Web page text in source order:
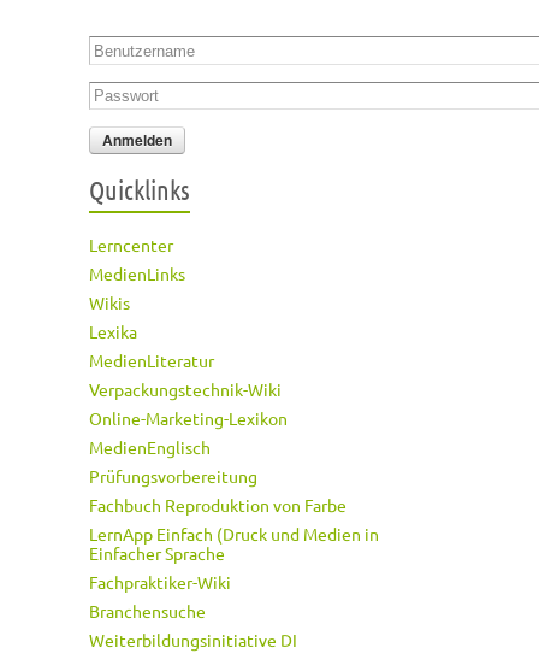
Benutzername
Passwort
Quicklinks
Lerncenter
MedienLinks
Wikis
Lexika
MedienLiteratur
Verpackungstechnik-Wiki
Online-Marketing-Lexikon
MedienEnglisch
Prüfungsvorbereitung
Fachbuch Reproduktion von Farbe
LernApp Einfach (Druck und Medien in
Einfacher Sprache
Fachpraktiker-Wiki
Branchensuche
Weiterbildungsinitiative DI